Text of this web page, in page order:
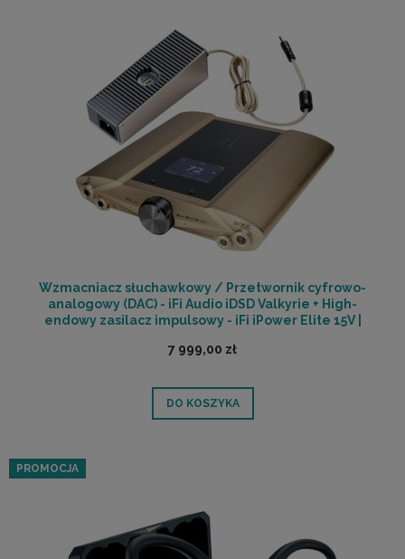
Wzmacniacz słuchawkowy / Przetwornik cyfrowo-
analogowy (DAC) - iFi Audio iDSD Valkyrie + High-
endowy zasilacz impulsowy - iFi iPower Elite 15V |
7 999,00 zł
DO KOSZYKA
PROMOCJA